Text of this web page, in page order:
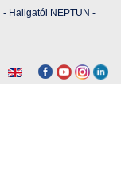
- Hallgatói NEPTUN -